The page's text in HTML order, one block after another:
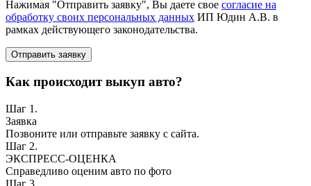
Нажимая "Отправить заявку", Вы даете свое согласие на
обработку своих персональных данных ИП Юдин А.В. в
рамках действующего законодательства.
Отправить заявку
Как происходит выкуп авто?
Шаг 1.
Заявка
Позвоните или отправьте заявку с сайта.
Шаг 2.
ЭКСПРЕСС-ОЦЕНКА
Справедливо оценим авто по фото